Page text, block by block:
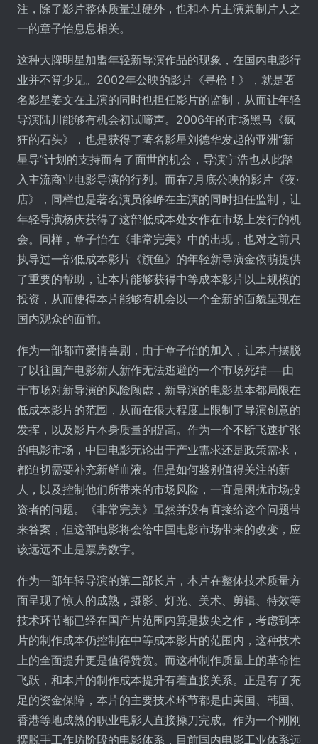
注，除了影片整体质量过硬外，也和本片主演兼制片人之
一的章子怡息息相关。
这种大牌明星加盟年轻新导演作品的现象，在国内电影行
业并不算少见。2002年公映的影片《寻枪！》，就是著
名影星姜文在主演的同时也担任影片的监制，从而让年轻
导演陆川能够有机会初试啼声。2006年的市场黑马《疯
狂的石头》，也是获得了著名影星刘德华发起的亚洲“新
星导”计划的支持而有了面世的机会，导演宁浩也从此踏
入主流商业电影导演的行列。而在7月底公映的影片《夜·
店》，同样也是著名演员徐峥在主演的同时担任监制，让
年轻导演杨庆获得了这部低成本处女作在市场上发行的机
会。同样，章子怡在《非常完美》中的出现，也对之前只
执导过一部低成本影片《旗鱼》的年轻新导演金依萌提供
了重要的帮助，让本片能够获得中等成本影片以上规模的
投资，从而使得本片能够有机会以一个全新的面貌呈现在
国内观众的面前。
作为一部都市爱情喜剧，由于章子怡的加入，让本片摆脱
了以往国产电影新人新作无法逃避的一个市场死结──由
于市场对新导演的风险顾虑，新导演的电影基本都局限在
低成本影片的范围，从而在很大程度上限制了导演创意的
发挥，以及影片本身质量的提高。作为一个不断飞速扩张
的电影市场，中国电影无论出于产业需求还是政策需求，
都迫切需要补充新鲜血液。但是如何鉴别值得关注的新
人，以及控制他们所带来的市场风险，一直是困扰市场投
资者的问题。《非常完美》虽然并没有直接给这个问题带
来答案，但这部电影将会给中国电影市场带来的改变，应
该远远不止是票房数字。
作为一部年轻导演的第二部长片，本片在整体技术质量方
面呈现了惊人的成熟，摄影、灯光、美术、剪辑、特效等
技术环节都已经在国产片范围内算是拔尖之作，考虑到本
片的制作成本仍控制在中等成本影片的范围内，这种技术
上的全面提升更是值得赞赏。而这种制作质量上的革命性
飞跃，和本片的制作成本提升有着直接关系。正是有了充
足的资金保障，本片的主要技术环节都是由美国、韩国、
香港等地成熟的职业电影人直接操刀完成。作为一个刚刚
摆脱手工作坊阶段的电影体系，目前国内电影工业体系远